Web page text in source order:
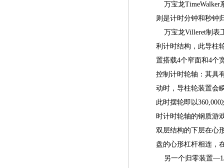
万宝龙TimeWalker
则是计时分钟和秒钟
万宝龙Villeret制表
利计时结构，此导柱
置搭载4个窄面和4个
控制计时轮轴：其具
动时，导柱轮装置会
此时摆轮即以
时计时轮轴的钢质游
双层结构的下层在心
盘的心形杠杆相连，
另一个归零装置—1/